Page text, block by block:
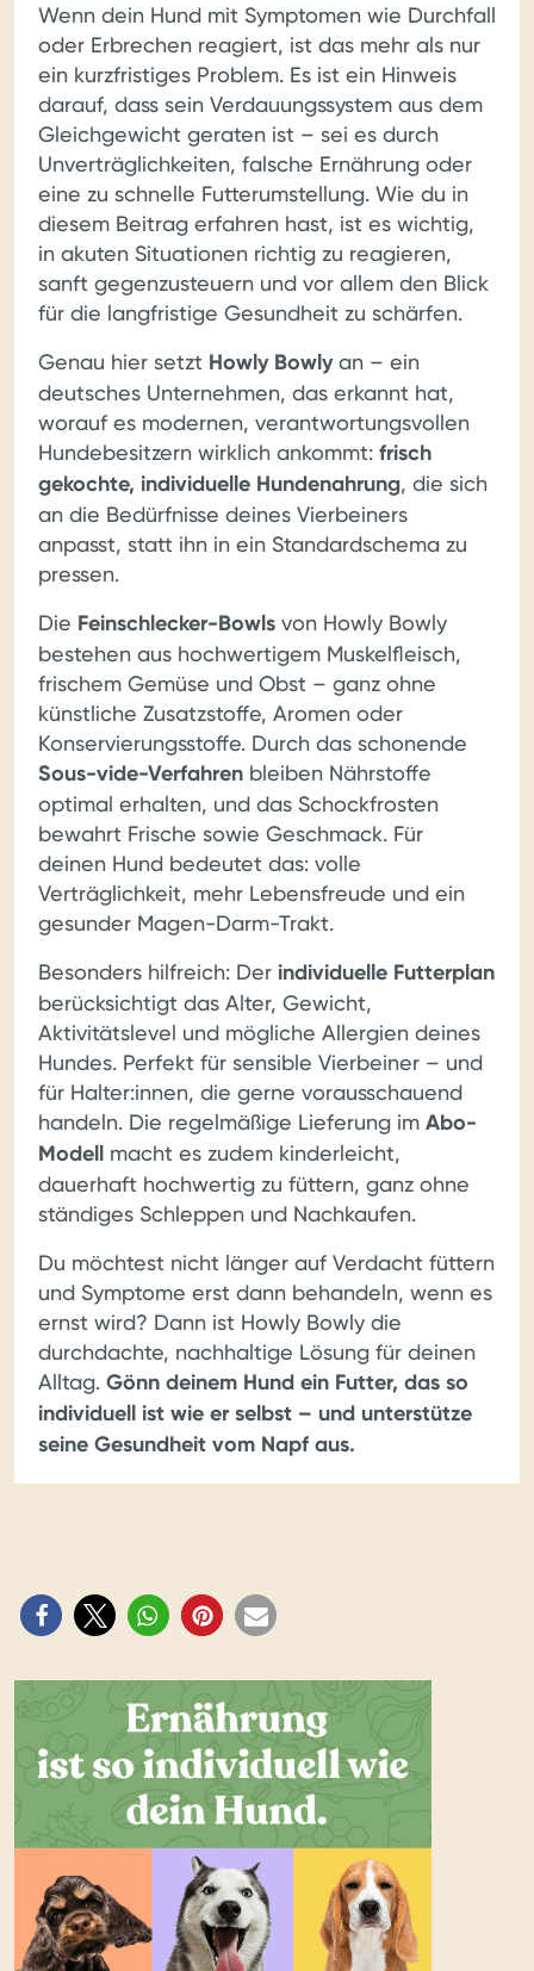
Wenn dein Hund mit Symptomen wie Durchfall
oder Erbrechen reagiert, ist das mehr als nur
ein kurzfristiges Problem. Es ist ein Hinweis
darauf, dass sein Verdauungssystem aus dem
Gleichgewicht geraten ist – sei es durch
Unverträglichkeiten, falsche Ernährung oder
eine zu schnelle Futterumstellung. Wie du in
diesem Beitrag erfahren hast, ist es wichtig,
in akuten Situationen richtig zu reagieren,
sanft gegenzusteuern und vor allem den Blick
für die langfristige Gesundheit zu schärfen.
Genau hier setzt Howly Bowlyan – ein
deutsches Unternehmen, das erkannt hat,
worauf es modernen, verantwortungsvollen
Hundebesitzern wirklich ankommt: frisch
gekochte, individuelle Hundenahrung, die sich
an die Bedürfnisse deines Vierbeiners
anpasst, statt ihn in ein Standardschema zu
pressen.
Die Feinschlecker-Bowls von Howly Bowly
bestehen aus hochwertigem Muskelfleisch,
frischem Gemüse und Obst – ganz ohne
künstliche Zusatzstoffe, Aromen oder
Konservierungsstoffe. Durch das schonende
Sous-vide-Verfahren bleiben Nährstoffe
optimal erhalten, und das Schockfrosten
bewahrt Frische sowie Geschmack. Für
deinen Hund bedeutet das: volle
Verträglichkeit, mehr Lebensfreude und ein
gesunder Magen-Darm-Trakt.
Besonders hilfreich: Der individuelle Futterplan
berücksichtigt das Alter, Gewicht,
Aktivitätslevel und mögliche Allergien deines
Hundes. Perfekt für sensible Vierbeiner – und
für Halter:innen, die gerne vorausschauend
handeln. Die regelmäßige Lieferung im Abo-
Modell macht es zudem kinderleicht,
dauerhaft hochwertig zu füttern, ganz ohne
ständiges Schleppen und Nachkaufen.
Du möchtest nicht länger auf Verdacht füttern
und Symptome erst dann behandeln, wenn es
ernst wird? Dann ist Howly Bowly die
durchdachte, nachhaltige Lösung für deinen
Alltag. Gönn deinem Hund ein Futter, das so
individuell ist wie er selbst – und unterstütze
seine Gesundheit vom Napf aus.